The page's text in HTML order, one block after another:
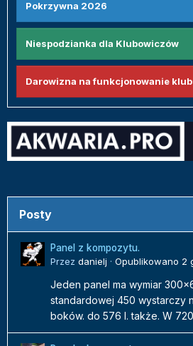
Pokrzywna 2026
Niespodzianka dla Klubowiczów
Darowizna na funkcjonowanie
Posty
Panel z kompozytu.
Przez danielj · Opublikowano 2
Jeden panel ma wymiar
standardowej 450 wystarczy
boków. do 576 l. także. W